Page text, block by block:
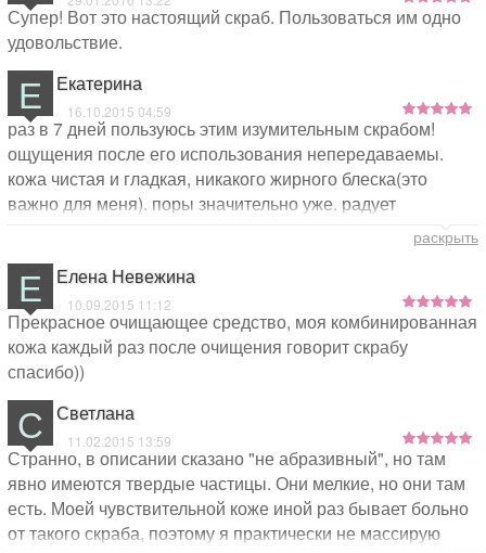
Супер! Вот это настоящий скраб. Пользоваться им одно
удовольствие.
Е Екатерина
16.10.2015 04:59
раз в 7 дней пользуюсь этим изумительным скрабом!
ощущения после его использования непередаваемы.
кожа чистая и гладкая, никакого жирного блеска(это
важно для меня). поры значительно уже. радует
бальзаковский.... и мне снова 25)
раскрыть
Е Елена Невежина
10.09.2015 11:12
Прекрасное очищающее средство, моя комбинированная
кожа каждый раз после очищения говорит скрабу
спасибо))
С Светлана
11.02.2015 13:59
Странно, в описании сказано "не абразивный", но там
явно имеются твердые частицы. Они мелкие, но они там
есть. Моей чувствительной коже иной раз бывает больно
от такого скраба, поэтому я практически не массирую